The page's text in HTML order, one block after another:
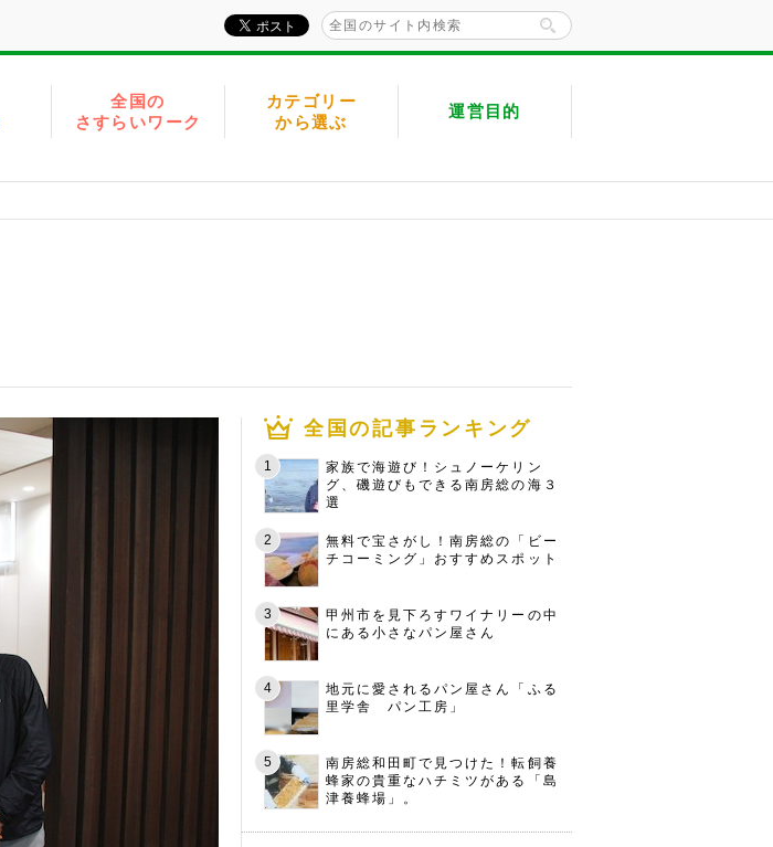
全国の
さすらいワーク
カテゴリー
から選ぶ
運営目的
全国の記事ランキング
家族で海遊び！シュノーケリン
グ、磯遊びもできる南房総の海３
選
無料で宝さがし！南房総の「ビー
チコーミング」おすすめスポット
甲州市を見下ろすワイナリーの中
にある小さなパン屋さん
地元に愛されるパン屋さん「ふる
里学舎 パン工房」
南房総和田町で見つけた！転飼養
蜂家の貴重なハチミツがある「島
津養蜂場」。